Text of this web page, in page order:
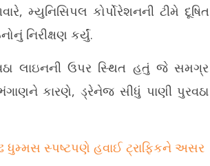
મ્યુનિસિપલ કોર્પોરેશનની ટીમે દૂષિત
નિરીક્ષણ કર્યું.
લાઇનની ઉપર સ્થિત હતું જે સમગ્ર
કારણે, ડ્રેનેજ સીધું પાણી પુરવઠા
ધુમ્મસ સ્પષ્ટપણે હવાઈ ટ્રાફિકને અસર